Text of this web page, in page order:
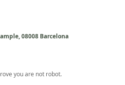
08008 Barcelona
you are not robot.